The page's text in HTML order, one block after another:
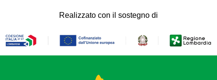
Realizzato con il sostegno di